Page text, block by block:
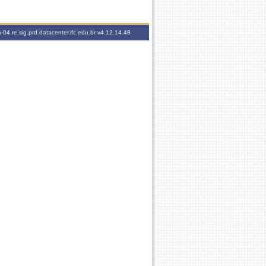
04.re.sig.prd.datacenter.ifc.edu.brv4.12.14.48